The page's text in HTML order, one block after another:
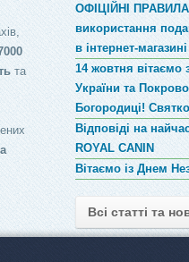
та
ОФІЦІЙНІ ПРАВИЛА
використання
в інтернет-
14 жовтня вітаємо
України та
Богородиці!
Відповіді на
ROYAL CANIN
Вітаємо із Днем
Всі статті та